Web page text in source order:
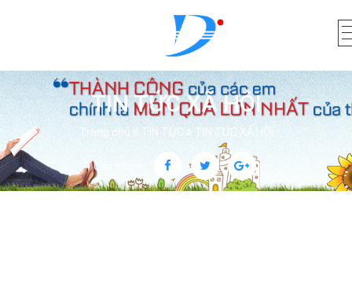
TIN TỨC XÃ HỘI
Trang chủ TIN TỨC TIN TỨC XÃ HỘI
Chia sẻ trên: